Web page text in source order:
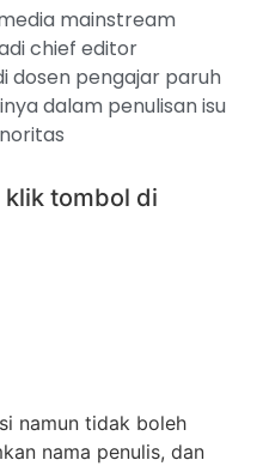
mainstream
chief editor
dosen pengajar paruh
dalam penulisan isu
tombol di
namun tidak boleh
nama penulis, dan